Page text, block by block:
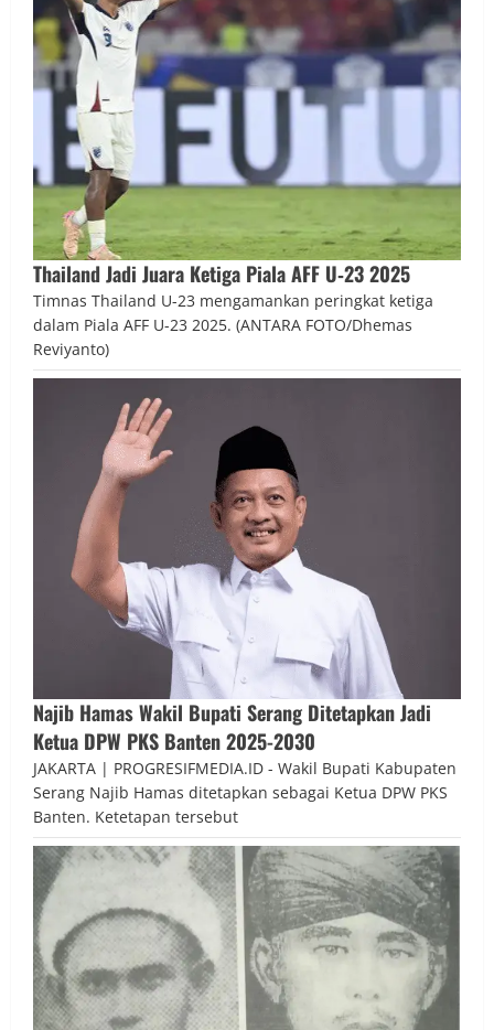
Thailand Jadi Juara Ketiga Piala AFF U‑23 2025
Timnas Thailand U-23 mengamankan peringkat ketiga
dalam Piala AFF U-23 2025. (ANTARA FOTO/Dhemas
Reviyanto)
Najib Hamas Wakil Bupati Serang Ditetapkan Jadi
Ketua DPW PKS Banten 2025-2030
JAKARTA | PROGRESIFMEDIA.ID - Wakil Bupati Kabupaten
Serang Najib Hamas ditetapkan sebagai Ketua DPW PKS
Banten. Ketetapan tersebut